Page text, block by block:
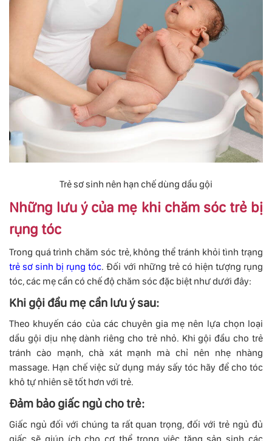
Trẻ sơ sinh nên hạn chế dùng dầu gội
Những lưu ý của mẹ khi chăm sóc trẻ bị
rụng tóc
Trong quá trình chăm sóc trẻ, không thể tránh khỏi tình trạng
trẻ sơ sinh bị rụng tóc. Đối với những trẻ có hiện tượng rụng
tóc, các mẹ cần có chế độ chăm sóc đặc biệt như dưới đây:
Khi gội đầu mẹ cần lưu ý sau:
Theo khuyến cáo của các chuyên gia mẹ nên lựa chọn loại
dầu gội dịu nhẹ dành riêng cho trẻ nhỏ. Khi gội đầu cho trẻ
tránh cào mạnh, chà xát mạnh mà chỉ nên nhẹ nhàng
massage. Hạn chế việc sử dụng máy sấy tóc hãy để cho tóc
khô tự nhiên sẽ tốt hơn với trẻ.
Đảm bảo giấc ngủ cho trẻ:
Giấc ngủ đối với chúng ta rất quan trọng, đối với trẻ ngủ đủ